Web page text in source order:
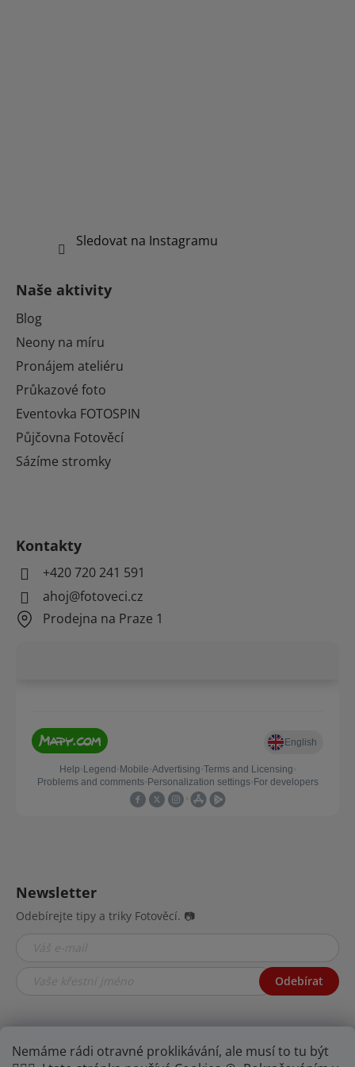
Nemáme rádi otravné proklikávání, ale musí to tu být
Sledovat na Instagramu
Naše aktivity
Blog
Neony na míru
Pronájem ateliéru
Průkazové foto
Eventovka FOTOSPIN
Půjčovna Fotověcí
Sázíme stromky
Kontakty
+420 720 241 591
ahoj@fotoveci.cz
Prodejna na Praze 1
Newsletter
Odebírejte tipy a triky Fotověcí. 📷
Odebírat